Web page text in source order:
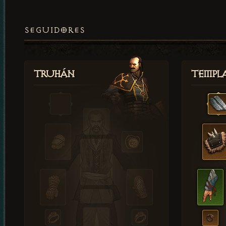
SEGUIDORES
Truhán